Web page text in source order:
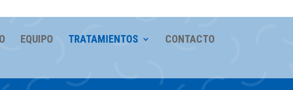
EQUIPO TRATAMIENTOS CONTACTO